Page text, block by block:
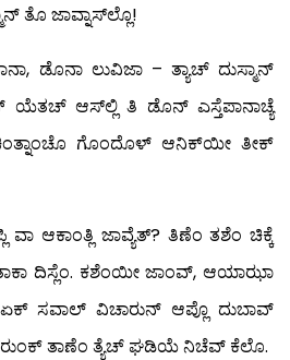
ತೊ ಜಾವ್ನಾಸ್‍ಲ್ಲೊ!
ಡೊನಾ ಲುವಿಜಾ – ತ್ಯಾಚ್ ದುಸ್ಮಾನ್
ಯೆತಚ್ ಆಸ್‍ಲ್ಲಿ ತಿ ಡೊನ್ ಎಸ್ತೆಪಾನಾಚ್ಯೆ
ಗೊಂದೊಳ್ ಆನಿಕ್‍ಯೀ ತೀಕ್
ವಾ ಆಕಾಂತ್ಲಿ ಜಾವ್ಯೆತ್? ತಿಣೆಂ ತಶೆಂ ಚಿಕ್ಕೆ
ದಿಸ್ಲೆಂ. ಕಶೆಂಯೀ ಜಾಂವ್, ಆಯಾಝಾ
ಸವಾಲ್ ವಿಚಾರುನ್ ಆಪ್ಲೊ ದುಬಾವ್
ತಾಣೆಂ ತ್ಯೆಚ್ ಘಡಿಯೆ ನಿಚೆವ್ ಕೆಲೊ.